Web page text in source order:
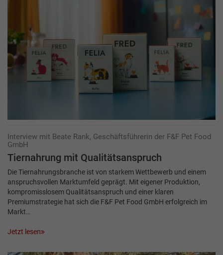
Interview mit Beate Rank, Geschäftsführerin der F&F Pet Food
GmbH
Tiernahrung mit Qualitätsanspruch
Die Tiernahrungsbranche ist von starkem Wettbewerb und einem
anspruchsvollen Markt­umfeld geprägt. Mit eigener Produktion,
kompromisslosem Qualitätsanspruch und einer klaren
Premiumstrategie hat sich die F&F Pet Food GmbH erfolgreich im
Markt…
Jetzt lesen